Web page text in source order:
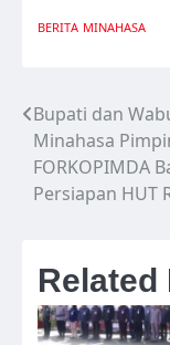
BERITA MINAHASA
Navigasi
pos
Bupati dan
Minahasa
FORKOPIMDA
Persiapan HUT
Related